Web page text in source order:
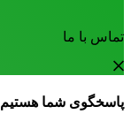
تماس با ما
پاسخگوی شما هستیم